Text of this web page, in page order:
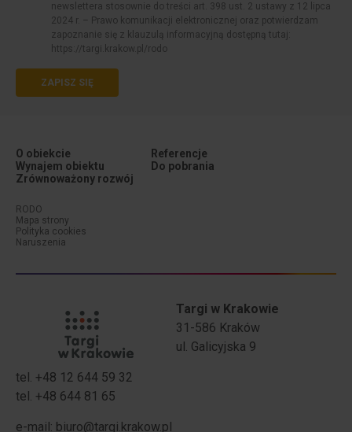
newslettera stosownie do treści art. 398 ust. 2 ustawy z 12 lipca
2024 r. – Prawo komunikacji elektronicznej oraz potwierdzam
zapoznanie się z klauzulą informacyjną dostępną tutaj:
https://targi.krakow.pl/rodo
ZAPISZ SIĘ
Menu dodatkowe (stopka #1)
O obiekcie
Referencje
Wynajem obiektu
Do pobrania
Zrównoważony rozwój
Menu dodatkowe (stopka #2)
RODO
Mapa strony
Polityka cookies
Naruszenia
Targi w Krakowie
31-586 Kraków
ul. Galicyjska 9
tel. +48 12 644 59 32
tel. +48 644 81 65
e-mail: biuro@targi.krakow.pl